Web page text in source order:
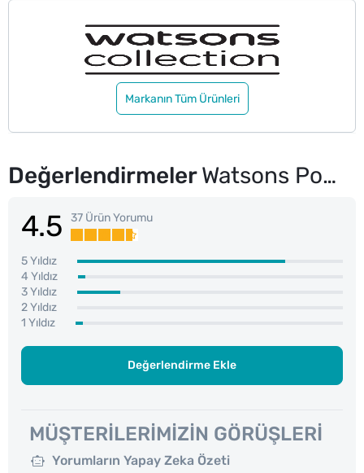
Markanın Tüm Ürünleri
DeğerlendirmelerWatsons Pompalı Asetonsuz Oje Temizleyici 250 ml
4.5 37 Ürün Yorumu
5 Yıldız
4 Yıldız
3 Yıldız
2 Yıldız
1 Yıldız
Değerlendirme Ekle
MÜŞTERILERIMIZIN GÖRÜŞLERI
Yorumların Yapay Zeka Özeti